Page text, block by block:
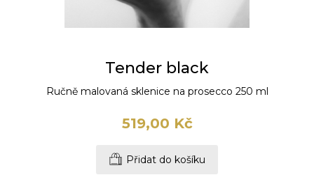
Tender black
Ručně malovaná sklenice na prosecco 250 ml
519,00 Kč
Přidat do košíku